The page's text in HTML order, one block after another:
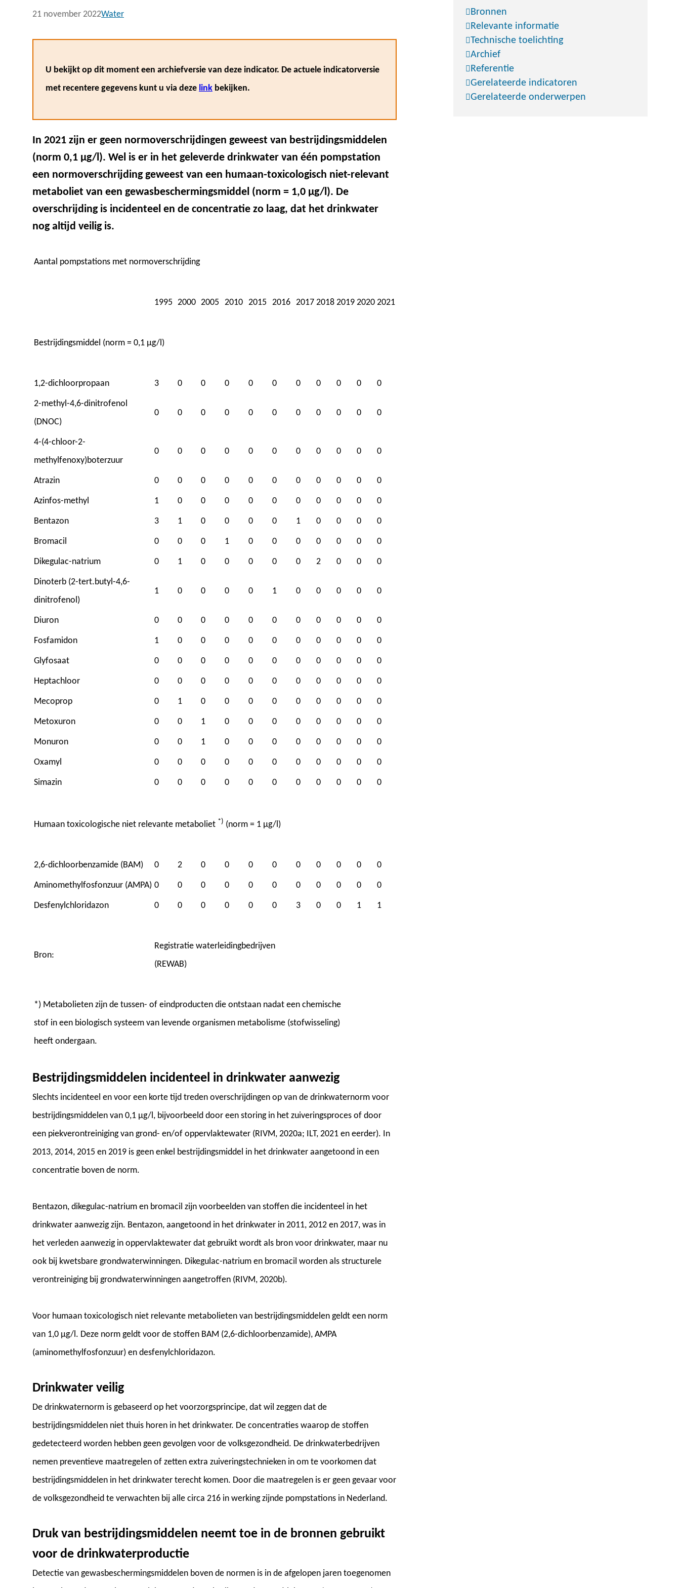
21 november 2022Water
Bronnen
Relevante informatie
Technische toelichting
Archief
Referentie
Gerelateerde indicatoren
Gerelateerde onderwerpen
U bekijkt op dit moment een archiefversie van deze indicator. De actuele indicatorversie
met recentere gegevens kunt u via deze link bekijken.
In 2021 zijn er geen normoverschrijdingen geweest van bestrijdingsmiddelen
(norm 0,1 μg/l). Wel is er in het geleverde drinkwater van één pompstation
een normoverschrijding geweest van een humaan-toxicologisch niet-relevant
metaboliet van een gewasbeschermingsmiddel (norm = 1,0 μg/l). De
overschrijding is incidenteel en de concentratie zo laag, dat het drinkwater
nog altijd veilig is.
Aantal pompstations met normoverschrijding
1995 2000 2005 2010 2015 2016 2017 2018 2019 2020 2021
Bestrijdingsmiddel (norm = 0,1 μg/l)
1,2-dichloorpropaan 3 0 0 0 0 0 0 0 0 0 0
2-methyl-4,6-dinitrofenol
(DNOC)
0 0 0 0 0 0 0 0 0 0 0
4-(4-chloor-2-
methylfenoxy)boterzuur
0 0 0 0 0 0 0 0 0 0 0
Atrazin 0 0 0 0 0 0 0 0 0 0 0
Azinfos-methyl 1 0 0 0 0 0 0 0 0 0 0
Bentazon 3 1 0 0 0 0 1 0 0 0 0
Bromacil 0 0 0 1 0 0 0 0 0 0 0
Dikegulac-natrium 0 1 0 0 0 0 0 2 0 0 0
Dinoterb (2-tert.butyl-4,6-
dinitrofenol)
1 0 0 0 0 1 0 0 0 0 0
Diuron 0 0 0 0 0 0 0 0 0 0 0
Fosfamidon 1 0 0 0 0 0 0 0 0 0 0
Glyfosaat 0 0 0 0 0 0 0 0 0 0 0
Heptachloor 0 0 0 0 0 0 0 0 0 0 0
Mecoprop 0 1 0 0 0 0 0 0 0 0 0
Metoxuron 0 0 1 0 0 0 0 0 0 0 0
Monuron 0 0 1 0 0 0 0 0 0 0 0
Oxamyl 0 0 0 0 0 0 0 0 0 0 0
Simazin 0 0 0 0 0 0 0 0 0 0 0
Humaan toxicologische niet relevante metaboliet *) (norm = 1 μg/l)
2,6-dichloorbenzamide (BAM) 0 2 0 0 0 0 0 0 0 0 0
Aminomethylfosfonzuur (AMPA) 0 0 0 0 0 0 0 0 0 0 0
Desfenylchloridazon 0 0 0 0 0 0 3 0 0 1 1
Bron:
Registratie waterleidingbedrijven
(REWAB)
*) Metabolieten zijn de tussen- of eindproducten die ontstaan nadat een chemische
stof in een biologisch systeem van levende organismen metabolisme (stofwisseling)
heeft ondergaan.
Bestrijdingsmiddelen incidenteel in drinkwater aanwezig
Slechts incidenteel en voor een korte tijd treden overschrijdingen op van de drinkwaternorm voor
bestrijdingsmiddelen van 0,1 µg/l, bijvoorbeeld door een storing in het zuiveringsproces of door
een piekverontreiniging van grond- en/of oppervlaktewater (RIVM, 2020a; ILT, 2021 en eerder). In
2013, 2014, 2015 en 2019 is geen enkel bestrijdingsmiddel in het drinkwater aangetoond in een
concentratie boven de norm.
Bentazon, dikegulac-natrium en bromacil zijn voorbeelden van stoffen die incidenteel in het
drinkwater aanwezig zijn. Bentazon, aangetoond in het drinkwater in 2011, 2012 en 2017, was in
het verleden aanwezig in oppervlaktewater dat gebruikt wordt als bron voor drinkwater, maar nu
ook bij kwetsbare grondwaterwinningen. Dikegulac-natrium en bromacil worden als structurele
verontreiniging bij grondwaterwinningen aangetroffen (RIVM, 2020b).
Voor humaan toxicologisch niet relevante metabolieten van bestrijdingsmiddelen geldt een norm
van 1,0 μg/l. Deze norm geldt voor de stoffen BAM (2,6-dichloorbenzamide), AMPA
(aminomethylfosfonzuur) en desfenylchloridazon.
Drinkwater veilig
De drinkwaternorm is gebaseerd op het voorzorgsprincipe, dat wil zeggen dat de
bestrijdingsmiddelen niet thuis horen in het drinkwater. De concentraties waarop de stoffen
gedetecteerd worden hebben geen gevolgen voor de volksgezondheid. De drinkwaterbedrijven
nemen preventieve maatregelen of zetten extra zuiveringstechnieken in om te voorkomen dat
bestrijdingsmiddelen in het drinkwater terecht komen. Door die maatregelen is er geen gevaar voor
de volksgezondheid te verwachten bij alle circa 216 in werking zijnde pompstations in Nederland.
Druk van bestrijdingsmiddelen neemt toe in de bronnen gebruikt
voor de drinkwaterproductie
Detectie van gewasbeschermingsmiddelen boven de normen is in de afgelopen jaren toegenomen